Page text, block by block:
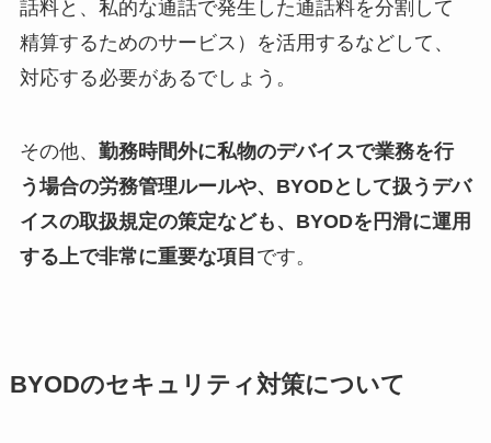
話料と、私的な通話で発生した通話料を分割して
精算するためのサービス）を活用するなどして、
対応する必要があるでしょう。
その他、 勤務時間外に私物のデバイスで業務を行
う場合の労務管理ルールや、BYODとして扱うデバ
イスの取扱規定の策定なども、BYODを円滑に運用
する上で非常に重要な項目 です。
BYODのセキュリティ対策について